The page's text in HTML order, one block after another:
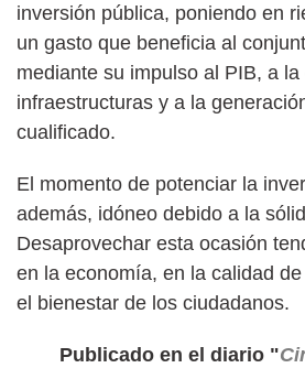
inversión pública, poniendo en
un gasto que beneficia al
mediante su impulso al PIB, a
infraestructuras y a la
cualificado.
El momento de potenciar la
además, idóneo debido a la
Desaprovechar esta ocasión
en la economía, en la calidad
el bienestar de los ciudadanos.
Publicado en el diario "